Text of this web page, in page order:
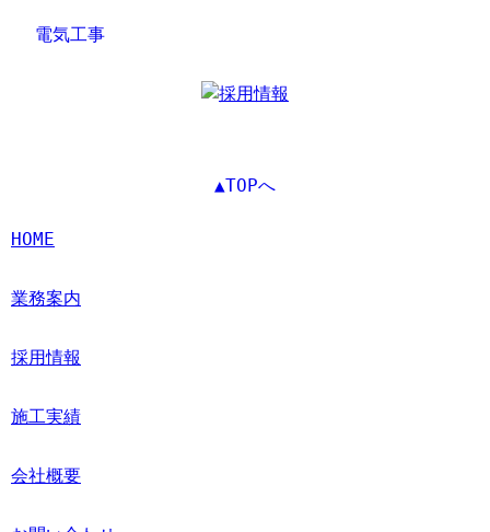
電気工事
▲TOPへ
HOME
業務案内
採用情報
施工実績
会社概要